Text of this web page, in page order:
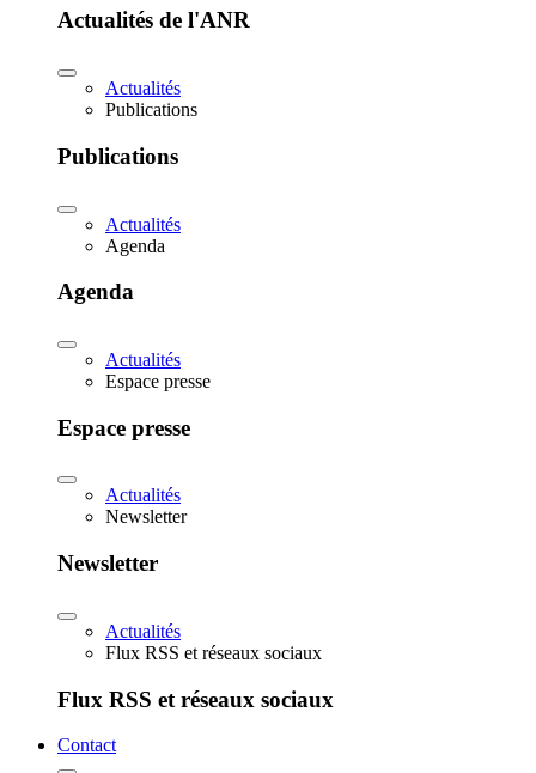
Actualités de l'ANR
Actualités
Publications
Publications
Actualités
Agenda
Agenda
Actualités
Espace presse
Espace presse
Actualités
Newsletter
Newsletter
Actualités
Flux RSS et réseaux sociaux
Flux RSS et réseaux sociaux
Contact